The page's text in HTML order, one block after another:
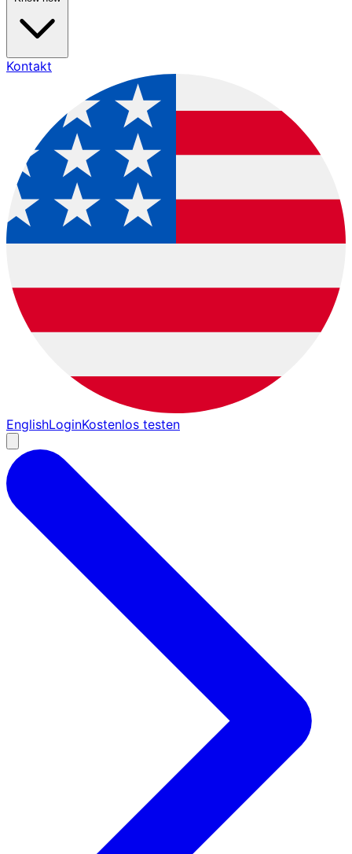
Kontakt
EnglishLoginKostenlos testen